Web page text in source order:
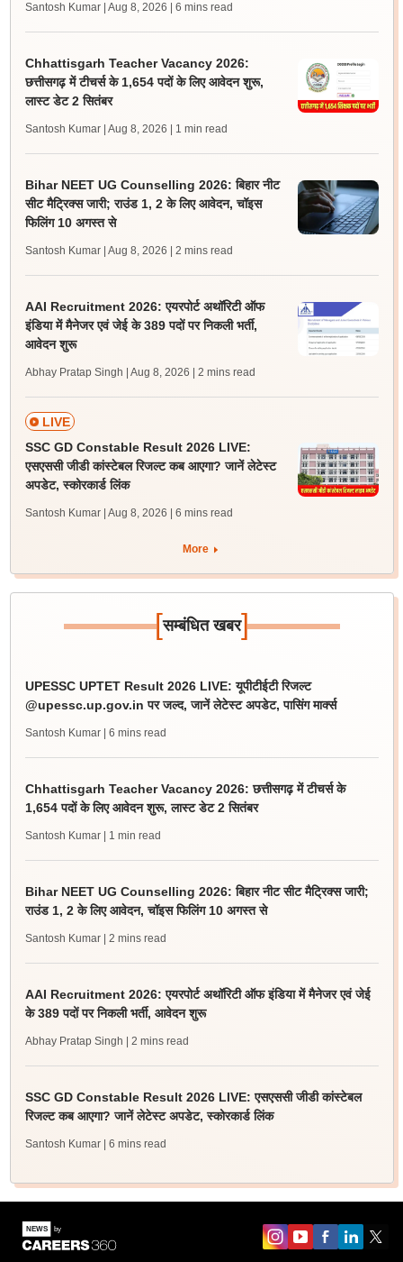
Santosh Kumar | Aug 8, 2026 | 6 mins read
Chhattisgarh Teacher Vacancy 2026:
छत्तीसगढ़ में टीचर्स के 1,654 पदों के लिए आवेदन शुरू,
लास्ट डेट 2 सितंबर
Santosh Kumar | Aug 8, 2026 | 1 min read
Bihar NEET UG Counselling 2026: बिहार नीट
सीट मैट्रिक्स जारी; राउंड 1, 2 के लिए आवेदन, चॉइस
फिलिंग 10 अगस्त से
Santosh Kumar | Aug 8, 2026 | 2 mins read
AAI Recruitment 2026: एयरपोर्ट अथॉरिटी ऑफ
इंडिया में मैनेजर एवं जेई के 389 पदों पर निकली भर्ती,
आवेदन शुरू
Abhay Pratap Singh | Aug 8, 2026 | 2 mins read
LIVE
SSC GD Constable Result 2026 LIVE:
एसएससी जीडी कांस्टेबल रिजल्ट कब आएगा? जानें लेटेस्ट
अपडेट, स्कोरकार्ड लिंक
Santosh Kumar | Aug 8, 2026 | 6 mins read
More
[सम्बंधित खबर]
UPESSC UPTET Result 2026 LIVE: यूपीटीईटी रिजल्ट
@upessc.up.gov.in पर जल्द, जानें लेटेस्ट अपडेट, पासिंग मार्क्स
Santosh Kumar | 6 mins read
Chhattisgarh Teacher Vacancy 2026: छत्तीसगढ़ में टीचर्स के
1,654 पदों के लिए आवेदन शुरू, लास्ट डेट 2 सितंबर
Santosh Kumar | 1 min read
Bihar NEET UG Counselling 2026: बिहार नीट सीट मैट्रिक्स जारी;
राउंड 1, 2 के लिए आवेदन, चॉइस फिलिंग 10 अगस्त से
Santosh Kumar | 2 mins read
AAI Recruitment 2026: एयरपोर्ट अथॉरिटी ऑफ इंडिया में मैनेजर एवं जेई
के 389 पदों पर निकली भर्ती, आवेदन शुरू
Abhay Pratap Singh | 2 mins read
SSC GD Constable Result 2026 LIVE: एसएससी जीडी कांस्टेबल
रिजल्ट कब आएगा? जानें लेटेस्ट अपडेट, स्कोरकार्ड लिंक
Santosh Kumar | 6 mins read